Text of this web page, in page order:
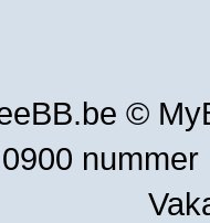
©
nummer